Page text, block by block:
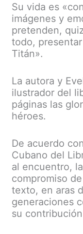
Su vida es
imágenes y
pretenden,
todo,
Titán».
La autora y
ilustrador del
páginas las
héroes.
De acuerdo
Cubano del
al encuentro,
compromiso
texto, en aras
generaciones
su